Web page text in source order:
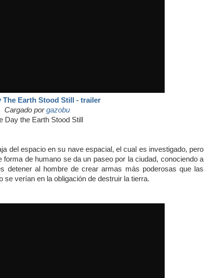
The Earth Stood Still - trailer
Cargado porgazobu
Day the Earth Stood Still
del espacio en su nave espacial, el cual es investigado, pero
de humano se da un paseo por la ciudad, conociendo a
detener al hombre de crear armas más poderosas que las
se verían en la obligación de destruir la tierra.